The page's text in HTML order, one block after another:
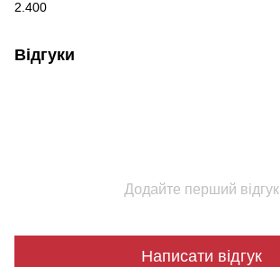
2.400
Відгуки
Додайте перший відгук
Написати відгук